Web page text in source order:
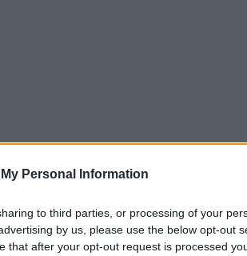
Personal Information
to third parties, or processing of your
by us, please use the below opt-out
that after your opt-out request is processed